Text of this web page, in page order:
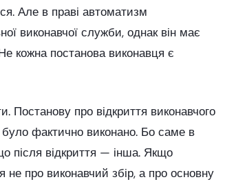
Але в праві автоматизм
виконавчої служби, однак він має
кожна постанова виконавця є
Постанову про відкриття виконавчого
було фактично виконано. Бо саме в
після відкриття — інша. Якщо
про виконавчий збір, а про основну